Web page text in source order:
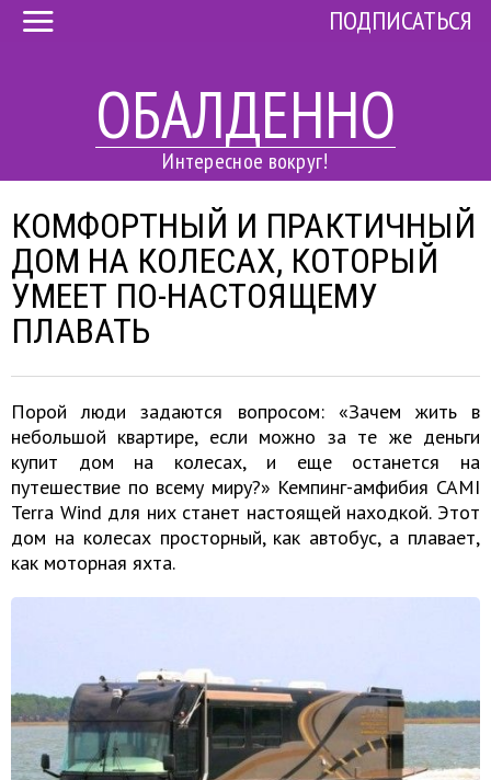
ОБАЛДЕННО
Интересное вокруг!
ПОДПИСАТЬСЯ
КОМФОРТНЫЙ И ПРАКТИЧНЫЙ
ДОМ НА КОЛЕСАХ, КОТОРЫЙ
УМЕЕТ ПО-НАСТОЯЩЕМУ
ПЛАВАТЬ
Порой люди задаются вопросом: «Зачем жить в
небольшой квартире, если можно за те же деньги
купит дом на колесах, и еще останется на
путешествие по всему миру?» Кемпинг-амфибия CAMI
Terra Wind для них станет настоящей находкой. Этот
дом на колесах просторный, как автобус, а плавает,
как моторная яхта.